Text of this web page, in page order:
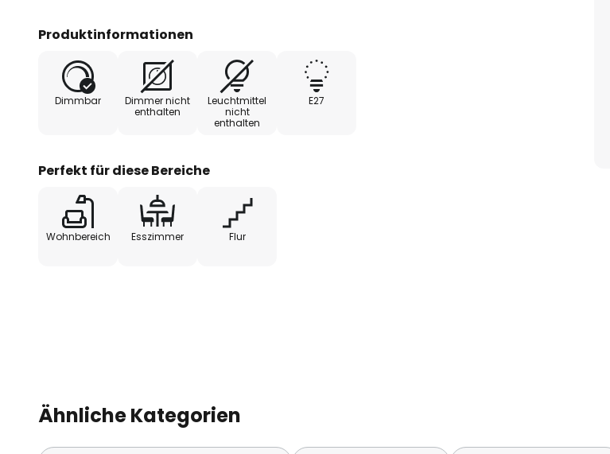
Gesamtbild.
- extern dimmbar
- in Österreich produziert
Produktinformationen
Dimmbar
Dimmer nicht
enthalten
Leuchtmittel
nicht
enthalten
E27
Perfekt für diese Bereiche
Wohnbereich Esszimmer Flur
Ähnliche Kategorien